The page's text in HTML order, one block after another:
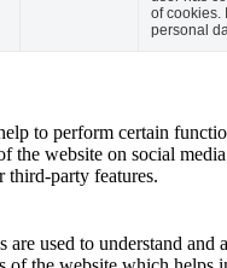
of cookies.
personal
to perform certain
the website on social
third-party features.
are used to understand and